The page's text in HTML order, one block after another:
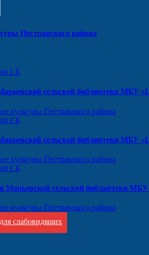
Пестравского района
СБ
сельской библиотеки МБУ
культуры Пестравского района
СБ
сельской библиотеки МБУ
культуры Пестравского района
СБ
Марьевской сельской библиотеки
культуры Пестравского района
слабовидящих